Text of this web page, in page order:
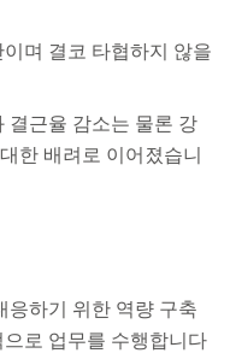
며 결코 타협하지 않을
결근율 감소는 물론 강
한 배려로 이어졌습니
응하기 위한 역량 구축
로 업무를 수행합니다